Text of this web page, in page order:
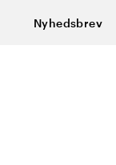
Nyhedsbrev